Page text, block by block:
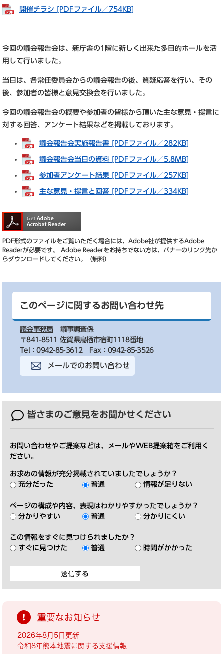
開催チラシ [PDFファイル／754KB]
今回の議会報告会は、新庁舎の1階に新しく出来た多目的ホールを活
用して行いました。
当日は、各常任委員会からの議会報告の後、質疑応答を行い、その
後、参加者の皆様と意見交換会を行いました。
今回の議会報告会の概要や参加者の皆様から頂いた主な意見・提言に
対する回答、アンケート結果などを掲載しております。
議会報告会実施報告書 [PDFファイル／282KB]
議会報告会当日の資料 [PDFファイル／5.8MB]
参加者アンケート結果 [PDFファイル／257KB]
主な意見・提言と回答 [PDFファイル／334KB]
PDF形式のファイルをご覧いただく場合には、Adobe社が提供するAdobe
Readerが必要です。
Adobe Readerをお持ちでない方は、バナーのリンク先か
らダウンロードしてください。（無料）
このページに関するお問い合わせ先
議会事務局
議事調査係
〒841-8511 佐賀県鳥栖市宿町1118番地
Tel：0942-85-3612
Fax：0942-85-3526
メールでのお問い合わせ
皆さまのご意見をお聞かせください
お問い合わせやご提案などは、メールやWEB提案箱をご利用く
ださい。
お求めの情報が充分掲載されていましたでしょうか？
充分だった
普通 情報が足りない
ページの構成や内容、表現はわかりやすかったでしょうか？
分かりやすい
普通 分かりにくい
この情報をすぐに見つけられましたか？
すぐに見つけた
普通 時間がかかった
重要なお知らせ
2026年8月5日更新
令和8年熊本地震に関する支援情報